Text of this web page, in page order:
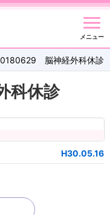
メニュー
脳神経外科休診
科休診
H30.05.16